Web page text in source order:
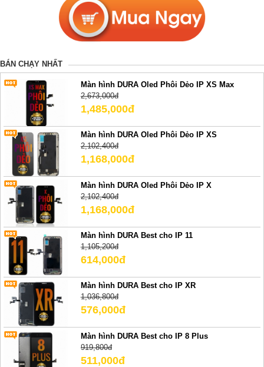
BÁN CHẠY NHẤT
Màn hình DURA Oled Phôi Dẻo IP XS Max
2,673,000đ
1,485,000đ
Màn hình DURA Oled Phôi Dẻo IP XS
2,102,400đ
1,168,000đ
Màn hình DURA Oled Phôi Dẻo IP X
2,102,400đ
1,168,000đ
Màn hình DURA Best cho IP 11
1,105,200đ
614,000đ
Màn hình DURA Best cho IP XR
1,036,800đ
576,000đ
Màn hình DURA Best cho IP 8 Plus
919,800đ
511,000đ